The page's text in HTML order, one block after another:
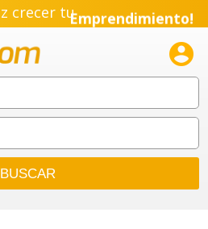
crecer tuEmprendimiento!
